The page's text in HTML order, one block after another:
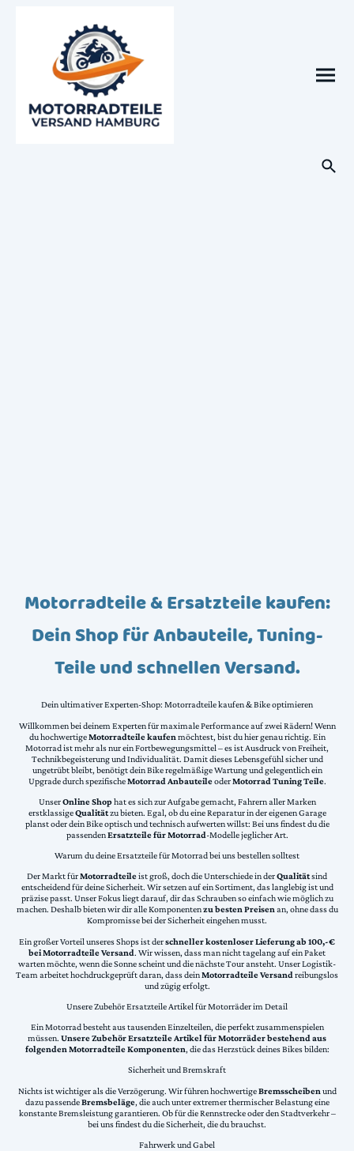
Motorradteile & Ersatzteile kaufen:
Dein Shop für Anbauteile, Tuning-
Teile und schnellen Versand.
Dein ultimativer Experten-Shop: Motorradteile kaufen & Bike optimieren
Willkommen bei deinem Experten für maximale Performance auf zwei Rädern! Wenn
du hochwertigeMotorradteile kaufen möchtest, bist du hier genau richtig. Ein
Motorrad ist mehr als nur ein Fortbewegungsmittel – es ist Ausdruck von Freiheit,
Technikbegeisterung und Individualität. Damit dieses Lebensgefühl sicher und
ungetrübt bleibt, benötigt dein Bike regelmäßige Wartung und gelegentlich ein
Upgrade durch spezifischeMotorrad AnbauteileoderMotorrad Tuning Teile.
UnserOnline Shophat es sich zur Aufgabe gemacht, Fahrern aller Marken
erstklassigeQualitätzu bieten. Egal, ob du eine Reparatur in der eigenen Garage
planst oder dein Bike optisch und technisch aufwerten willst: Bei uns findest du die
passendenErsatzteile für Motorrad-Modelle jeglicher Art.
Warum du deine Ersatzteile für Motorrad bei uns bestellen solltest
Der Markt fürMotorradteileist groß, doch die Unterschiede in derQualitätsind
entscheidend für deine Sicherheit. Wir setzen auf ein Sortiment, das langlebig ist und
präzise passt. Unser Fokus liegt darauf, dir das Schrauben so einfach wie möglich zu
machen. Deshalb bieten wir dir alle Komponentenzu besten Preisenan, ohne dass du
Kompromisse bei der Sicherheit eingehen musst.
Ein großer Vorteil unseres Shops ist derschneller kostenloser Lieferung ab 100,-€
bei Motorradteile Versand. Wir wissen, dass man nicht tagelang auf ein Paket
warten möchte, wenn die Sonne scheint und die nächste Tour ansteht. Unser Logistik-
Team arbeitet hochdruckgeprüft daran, dass deinMotorradteile Versand reibungslos
und zügig erfolgt.
Unsere Zubehör Ersatzteile Artikel für Motorräder im Detail
Ein Motorrad besteht aus tausenden Einzelteilen, die perfekt zusammenspielen
müssen. Unsere Zubehör Ersatzteile Artikel für Motorräder bestehend aus
folgenden Motorradteile Komponenten, die das Herzstück deines Bikes bilden:
Sicherheit und Bremskraft
Nichts ist wichtiger als die Verzögerung. Wir führen hochwertigeBremsscheiben und
dazu passendeBremsbeläge, die auch unter extremer thermischer Belastung eine
konstante Bremsleistung garantieren. Ob für die Rennstrecke oder den Stadtverkehr –
bei uns findest du die Sicherheit, die du brauchst.
Fahrwerk und Gabel